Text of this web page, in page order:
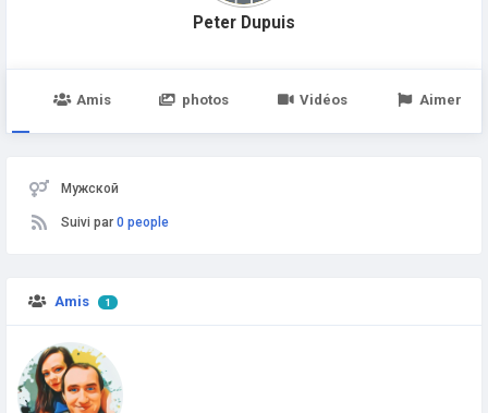
Peter Dupuis
Amis photos Vidéos Aimer
Мужской
Suivi par 0 people
Amis 1